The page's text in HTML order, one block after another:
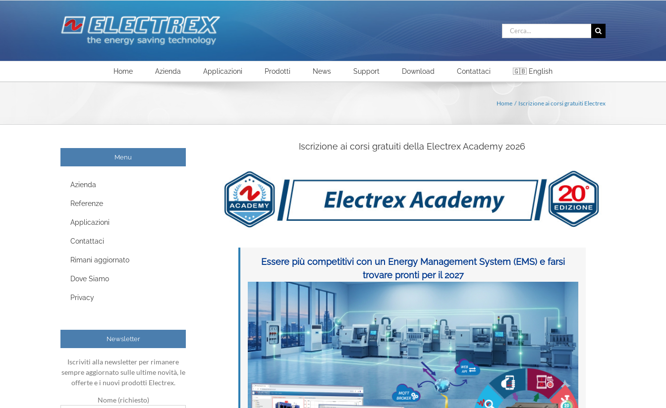
Cerca
per:
Home Azienda Applicazioni Prodotti News Support Download Contattaci 🇬🇧 English
Home Iscrizione ai corsi gratuiti Electrex
Iscrizione ai corsi gratuiti della Electrex Academy 2026
Essere più competitivi con un Energy Management System (EMS) e farsi
trovare pronti per il 2027
Menu
Azienda
Referenze
Applicazioni
Contattaci
Rimani aggiornato
Dove Siamo
Privacy
Newsletter
Iscriviti alla newsletter per rimanere
sempre aggiornato sulle ultime novità, le
offerte e i nuovi prodotti Electrex.
Nome (richiesto)